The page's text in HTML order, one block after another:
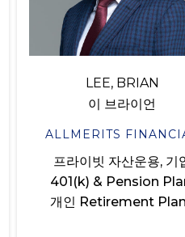
LEE, BRIAN
이 브라이언
ALLMERITS
프라이빗 자산운용, 기
401(k) & Pension
개인 Retirement